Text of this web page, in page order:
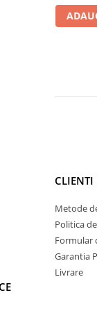
CLIENTI
Metode
Politica
Formular
Garantia
Livrare